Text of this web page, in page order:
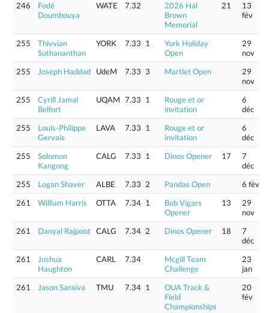
246
Fodé
Doumbouya
WATE 7.32
2026 Hal
Brown
Memorial
21
13
fév
255
Thivvian
Suthananthan
YORK 7.33 1
York Holiday
Open
29
nov
255
Joseph Haddad UdeM 7.33 3 Martlet Open
29
nov
255
Cyrill Jamal
Belfort
UQAM 7.33 1
Rouge et or
invitation
6
déc
255
Louis-Philippe
Gervais
LAVA 7.33 1
Rouge et or
invitation
6
déc
255
Solomon
Kangong
CALG 7.33 1 Dinos Opener 17
7
déc
255
Logan Shaver ALBE 7.33 2 Pandas Open
6 fév
261
William Harris OTTA 7.34 1
Bob Vigars
Opener
13
29
nov
261
Danyal Rajpoot CALG 7.34 2 Dinos Opener 18
7
déc
261
Joshua
Haughton
CARL 7.34
Mcgill Team
Challenge
23
jan
261
Jason Saraiva TMU 7.34 1
OUA Track &
Field
Championships
20
fév